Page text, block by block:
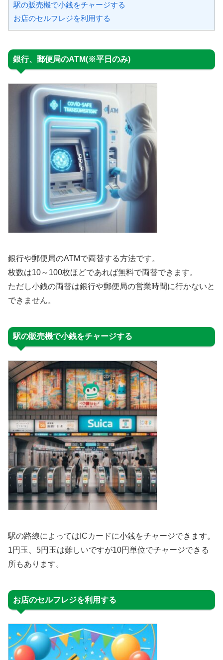
駅の販売機で小銭をチャージする
お店のセルフレジを利用する
銀行、郵便局のATM(※平日のみ)
銀行や郵便局のATMで両替する方法です。
枚数は10～100枚ほどであれば無料で両替できます。
ただし小銭の両替は銀行や郵便局の営業時間に行かないと
できません。
駅の販売機で小銭をチャージする
駅の路線によってはICカードに小銭をチャージできます。
1円玉、5円玉は難しいですが10円単位でチャージできる
所もあります。
お店のセルフレジを利用する